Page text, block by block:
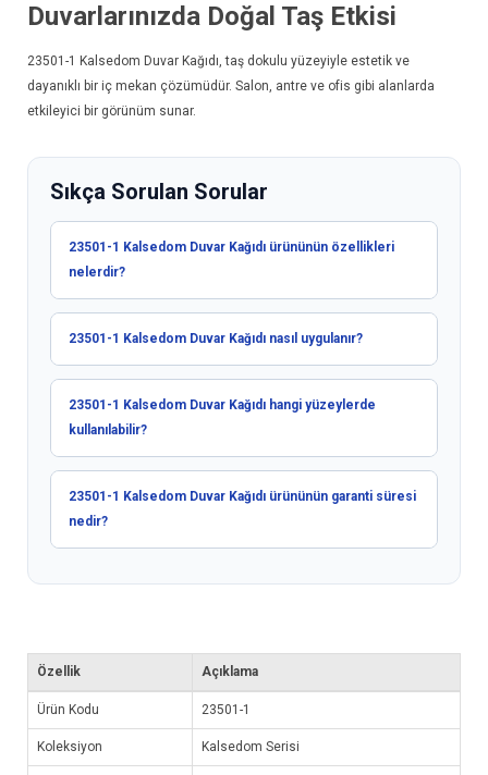
Duvarlarınızda Doğal Taş Etkisi
23501-1 Kalsedom Duvar Kağıdı, taş dokulu yüzeyiyle estetik ve
dayanıklı bir iç mekan çözümüdür. Salon, antre ve ofis gibi alanlarda
etkileyici bir görünüm sunar.
Sıkça Sorulan Sorular
23501-1 Kalsedom Duvar Kağıdı ürününün özellikleri
nelerdir?
23501-1 Kalsedom Duvar Kağıdı nasıl uygulanır?
23501-1 Kalsedom Duvar Kağıdı hangi yüzeylerde
kullanılabilir?
23501-1 Kalsedom Duvar Kağıdı ürününün garanti süresi
nedir?
Özellik Açıklama
Ürün Kodu 23501-1
Koleksiyon Kalsedom Serisi